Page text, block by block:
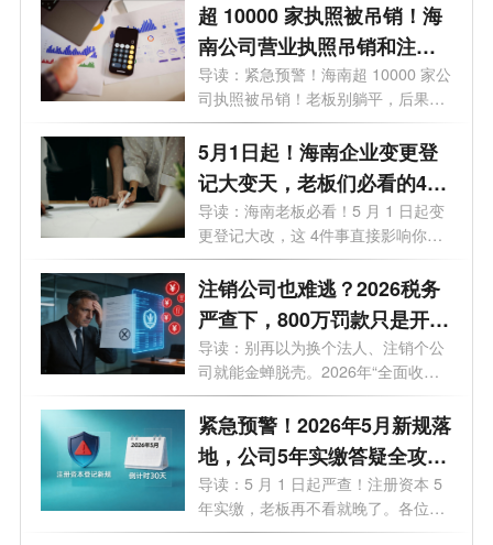
超 10000 家执照被吊销！海
南公司营业执照吊销和注销
一样吗？企业被吊销后应该
怎么处理？看这篇就够了！
导读：紧急预警！海南超 10000 家公
司执照被吊销！老板别躺平，后果直
接影...
5月1日起！海南企业变更登
记大变天，老板们必看的4个
关键影响
导读：海南老板必看！5 月 1 日起变
更登记大改，这 4件事直接影响你的
钱袋...
注销公司也难逃？2026税务
严查下，800万罚款只是开
始！老板们的最后自救指南
导读：别再以为换个法人、注销个公
司就能金蝉脱壳。2026年“全面收割
期”...
紧急预警！2026年5月新规落
地，公司5年实缴答疑全攻
略，老板必看避坑
导读：5 月 1 日起严查！注册资本 5
年实缴，老板再不看就晚了。各位老
板、...